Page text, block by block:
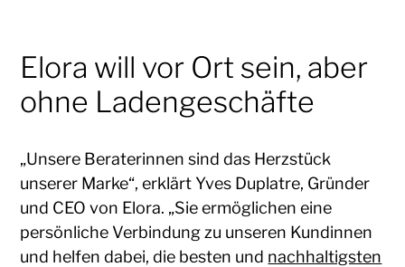
Elora will vor Ort sein, aber
ohne Ladengeschäfte
„Unsere Beraterinnen sind das Herzstück
unserer Marke“, erklärt Yves Duplatre, Gründer
und CEO von Elora. „Sie ermöglichen eine
persönliche Verbindung zu unseren Kundinnen
und helfen dabei, die besten und nachhaltigsten